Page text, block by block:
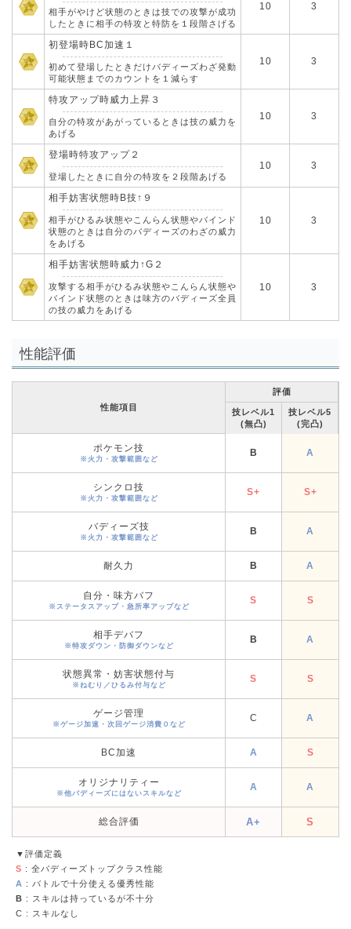
相手がやけど状態のときは技での攻撃が成功
したときに相手の特攻と特防を１段階さげる
10 3
初登場時BC加速１
初めて登場したときだけバディーズわざ発動
可能状態までのカウントを１減らす
10 3
特攻アップ時威力上昇３
自分の特攻があがっているときは技の威力を
あげる
10 3
登場時特攻アップ２
登場したときに自分の特攻を２段階あげる
10 3
相手妨害状態時B技↑９
相手がひるみ状態やこんらん状態やバインド
状態のときは自分のバディーズのわざの威力
をあげる
10 3
相手妨害状態時威力↑G２
攻撃する相手がひるみ状態やこんらん状態や
バインド状態のときは味方のバディーズ全員
の技の威力をあげる
10 3
性能評価
性能項目
評価
技レベル1
(無凸)
技レベル5
(完凸)
ポケモン技
※火力・攻撃範囲など
B A
シンクロ技
※火力・攻撃範囲など
S+ S+
バディーズ技
※火力・攻撃範囲など
B A
耐久力 B A
自分・味方バフ
※ステータスアップ・急所率アップなど
S S
相手デバフ
※特攻ダウン・防御ダウンなど
B A
状態異常・妨害状態付与
※ねむり／ひるみ付与など
S S
ゲージ管理
※ゲージ加速・次回ゲージ消費０など
C A
BC加速 A S
オリジナリティー
※他バディーズにはないスキルなど
A A
総合評価 A+ S
▼評価定義
S : 全バディーズトップクラス性能
A : バトルで十分使える優秀性能
B : スキルは持っているが不十分
C : スキルなし